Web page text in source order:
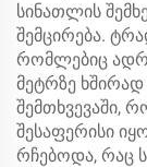
სინათლის
შემცირება.
რომლებიც
მეტრზე ხშირად
შემთხვევაში,
შესაფერისი
რჩებოდა, რაც